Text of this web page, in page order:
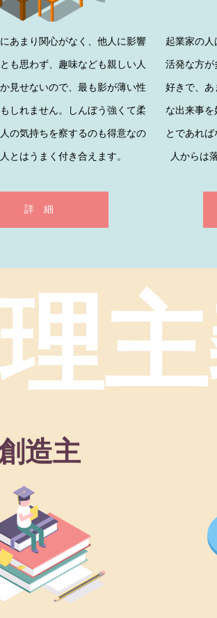
あまり関心がなく、他人に影響
も思わず、趣味なども親しい人
見せないので、最も影が薄い性
しれません。しんぼう強くて柔
の気持ちを察するのも得意なの
とはうまく付き合えます。
詳 細
起業家の
活発な方が
好きで、あ
な出来事を
とであれ
人からは
造主